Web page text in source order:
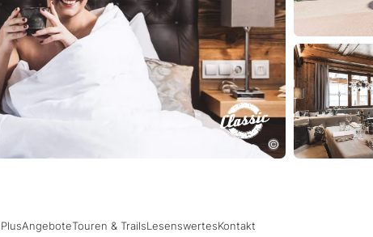
AngeboteTouren & TrailsLesenswertesKontakt